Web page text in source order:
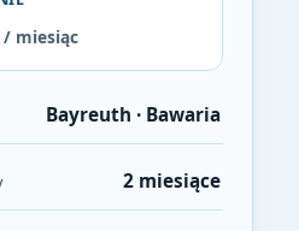
/ miesiąc
Bayreuth · Bawaria
2 miesiące